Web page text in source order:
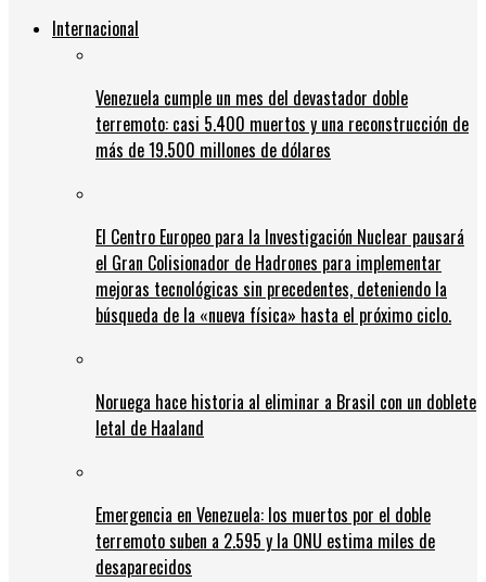
Internacional
Venezuela cumple un mes del devastador doble
terremoto: casi 5.400 muertos y una reconstrucción de
más de 19.500 millones de dólares
El Centro Europeo para la Investigación Nuclear pausará
el Gran Colisionador de Hadrones para implementar
mejoras tecnológicas sin precedentes, deteniendo la
búsqueda de la «nueva física» hasta el próximo ciclo.
Noruega hace historia al eliminar a Brasil con un doblete
letal de Haaland
Emergencia en Venezuela: los muertos por el doble
terremoto suben a 2.595 y la ONU estima miles de
desaparecidos